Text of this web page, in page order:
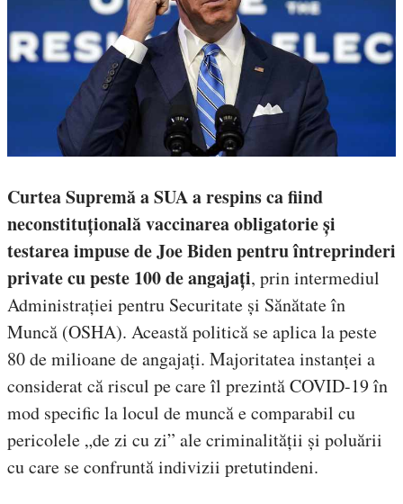
Curtea Supremă a SUA a respins ca fiind
neconstituțională vaccinarea obligatorie și
testarea impuse de Joe Biden pentru întreprinderi
private cu peste 100 de angajați, prin intermediul
Administrației pentru Securitate și Sănătate în
Muncă (OSHA). Această politică se aplica la peste
80 de milioane de angajați. Majoritatea instanței a
considerat că riscul pe care îl prezintă COVID-19 în
mod specific la locul de muncă e comparabil cu
pericolele „de zi cu zi” ale criminalității și poluării
cu care se confruntă indivizii pretutindeni.